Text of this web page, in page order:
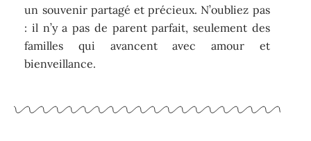
un souvenir partagé et précieux. N’oubliez pas
: il n’y a pas de parent parfait, seulement des
familles qui avancent avec amour et
bienveillance.